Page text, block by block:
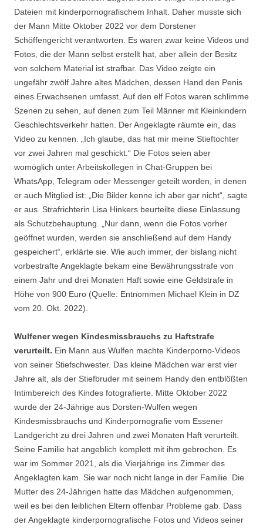
Dateien mit kinderpornografischem Inhalt. Daher musste sich
der Mann Mitte Oktober 2022 vor dem Dorstener
Schöffengericht verantworten. Es waren zwar keine Videos und
Fotos, die der Mann selbst erstellt hat, aber allein der Besitz
von solchem Material ist strafbar. Das Video zeigte ein
ungefähr zwölf Jahre altes Mädchen, dessen Hand den Penis
eines Erwachsenen umfasst. Auf den elf Fotos waren schlimme
Szenen zu sehen, auf denen zum Teil Männer mit Kleinkindern
Geschlechtsverkehr hatten. Der Angeklagte räumte ein, das
Video zu kennen. „Ich glaube, das hat mir meine Stieftochter
vor zwei Jahren mal geschickt.“ Die Fotos seien aber
womöglich unter Arbeitskollegen in Chat-Gruppen bei
WhatsApp, Telegram oder Messenger geteilt worden, in denen
er auch Mitglied ist: „Die Bilder kenne ich aber gar nicht“, sagte
er aus. Strafrichterin Lisa Hinkers beurteilte diese Einlassung
als Schutzbehauptung. „Nur dann, wenn die Fotos vorher
geöffnet wurden, werden sie anschließend auf dem Handy
gespeichert“, erklärte sie. Wie auch immer, der bislang nicht
vorbestrafte Angeklagte bekam eine Bewährungsstrafe von
einem Jahr und drei Monaten Haft sowie eine Geldstrafe in
Höhe von 900 Euro (Quelle: Entnommen Michael Klein in DZ
vom 20. Okt. 2022).
Wulfener wegen Kindesmissbrauchs zu Haftstrafe
verurteilt. Ein Mann aus Wulfen machte Kinderporno-Videos
von seiner Stiefschwester. Das kleine Mädchen war erst vier
Jahre alt, als der Stiefbruder mit seinem Handy den entblößten
Intimbereich des Kindes fotografierte. Mitte Oktober 2022
wurde der 24-Jährige aus Dorsten-Wulfen wegen
Kindesmissbrauchs und Kinderpornografie vom Essener
Landgericht zu drei Jahren und zwei Monaten Haft verurteilt.
Seine Familie hat angeblich komplett mit ihm gebrochen. Es
war im Sommer 2021, als die Vierjährige ins Zimmer des
Angeklagten kam. Sie war noch nicht lange in der Familie. Die
Mutter des 24-Jährigen hatte das Mädchen aufgenommen,
weil es bei den leiblichen Eltern offenbar Probleme gab. Dass
der Angeklagte kinderpornografische Fotos und Videos seiner